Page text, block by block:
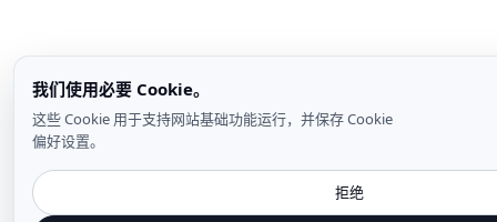
我们使用必要 Cookie。
这些 Cookie 用于支持网站基础功能运行，并保存 Cookie
偏好设置。
拒绝